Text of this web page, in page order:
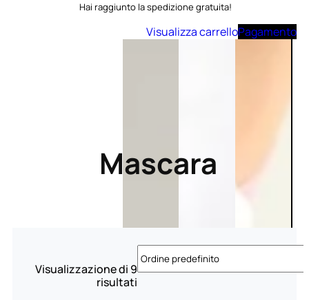
Hai raggiunto la spedizione gratuita!
Visualizza carrelloPagamento
Mascara
Visualizzazione di 9
risultati